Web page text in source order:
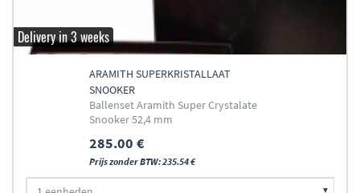
Delivery in 3 weeks
ARAMITH SUPERKRISTALLAAT
SNOOKER
Ballenset Aramith Super Crystalate
Snooker 52,4 mm
285.00 €
Prijs zonder BTW: 235.54 €